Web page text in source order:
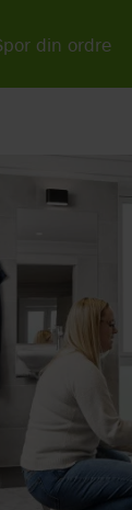
din ordre